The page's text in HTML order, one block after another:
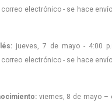
electrónico - se hace
jueves, 7 de mayo - 4:00
electrónico - se hace
viernes, 8 de mayo –